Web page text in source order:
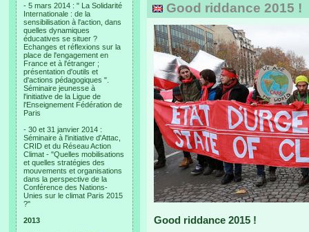
- 5 mars 2014 : " La Solidarité
Internationale : de la
sensibilisation à l'action, dans
quelles dynamiques
éducatives se situer ?
Echanges et réflexions sur la
place de l'engagement en
France et à l'étranger ;
présentation d'outils et
d'actions pédagogiques ".
Séminaire jeunesse à
l'initiative de la Ligue de
l'Enseignement Fédération de
Paris
- 30 et 31 janvier 2014 :
Séminaire à l'initiative d'Attac,
CRID et du Réseau Action
Climat - "Quelles mobilisations
et quelles stratégies des
mouvements et organisations
dans la perspective de la
Conférence des Nations-
Unies sur le climat Paris 2015
?"
2013
Good riddance 2015 !
Good riddance 2015 !